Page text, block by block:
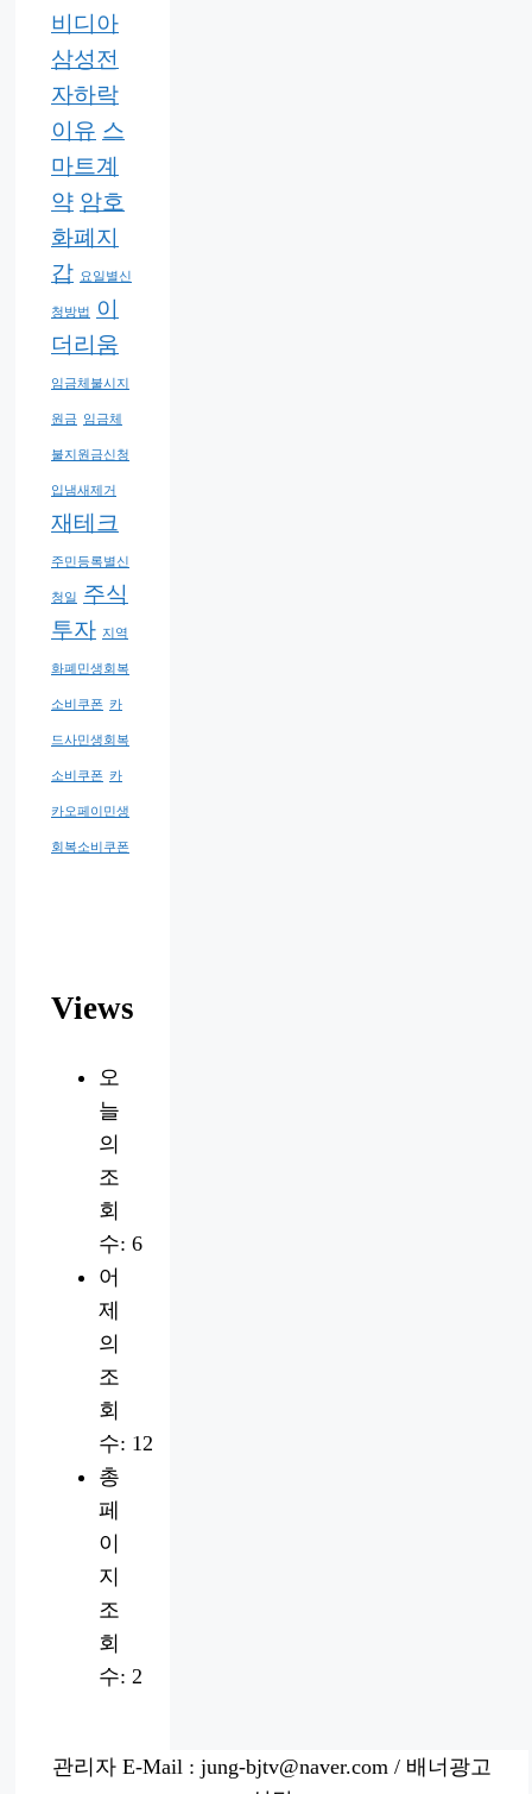
비디아
삼성전
자하락
이유 스
마트계
약 암호
화폐지
갑 요일별신
청방법
이
더리움
임금체불시지
원금 임금체
불지원금신청
입냄새제거
재테크
주민등록별신
청일
주식
투자 지역
화폐민생회복
소비쿠폰 카
드사민생회복
소비쿠폰 카
카오페이민생
회복소비쿠폰
Views
오
늘
의
조
회
수: 6
어
제
의
조
회
수: 12
총
페
이
지
조
회
수: 2
관리자 E-Mail : jung-bjtv@naver.com / 배너광고